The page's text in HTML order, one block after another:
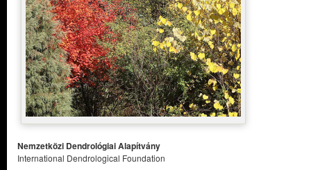
Nemzetközi Dendrológiai Alapítvány
International Dendrological Foundation